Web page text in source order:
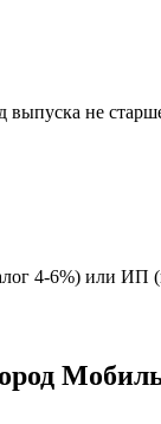
выпуска не
4-6%) или ИП